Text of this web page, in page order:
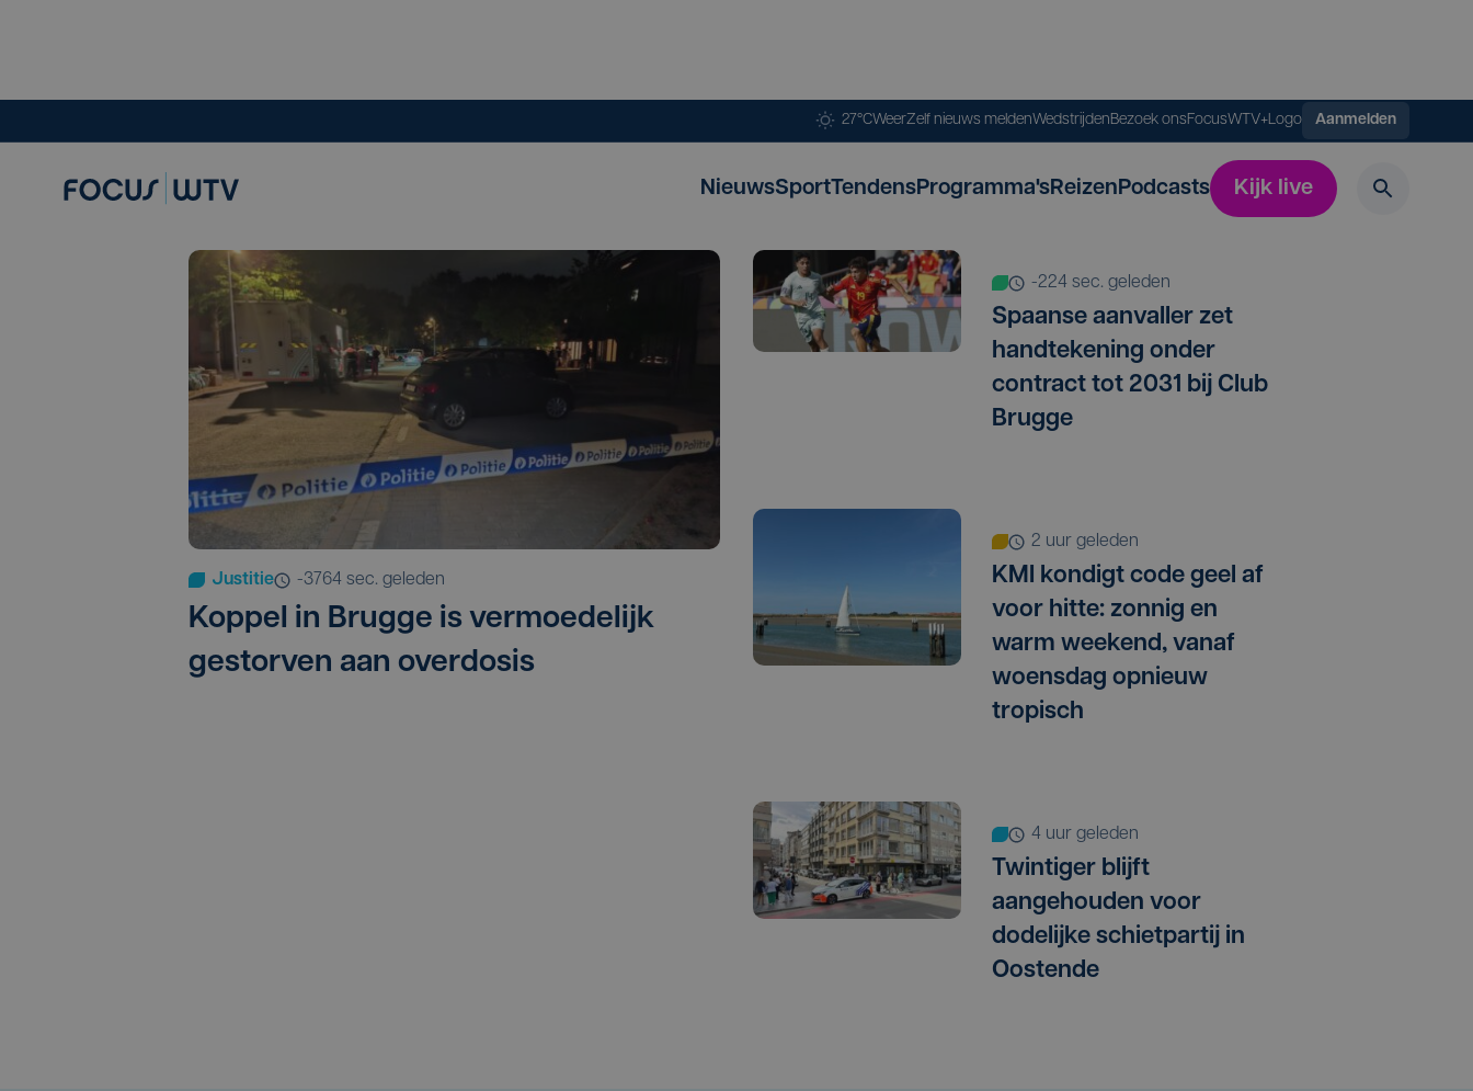
27°CWeerZelf nieuws meldenWedstrijdenBezoek onsFocusWTV+Logo Aanmelden
NieuwsSportTendensProgramma'sReizenPodcasts Kijk live
Justitie -3764 sec. geleden
Koppel in Brugge is vermoedelijk
gestorven aan overdosis
-224 sec. geleden
Spaanse aanvaller zet
handtekening onder
contract tot 2031 bij Club
Brugge
2 uur geleden
KMI kondigt code geel af
voor hitte: zonnig en
warm weekend, vanaf
woensdag opnieuw
tropisch
4 uur geleden
Twintiger blijft
aangehouden voor
dodelijke schietpartij in
Oostende